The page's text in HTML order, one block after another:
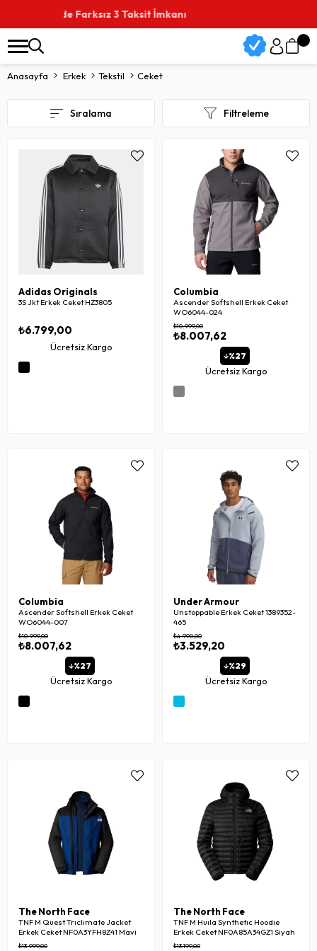
1.500 TL Üzerine Ücretsiz Kargo
Anasayfa Erkek Tekstil Ceket
Filtreleme
Sıralama
Adidas Originals
3S Jkt Erkek Ceket HZ3805
₺6.799,00
Ücretsiz Kargo
Columbia
Ascender Softshell Erkek Ceket
WO6044-024
₺8.007,62
₺10.999,00
%27
Ücretsiz Kargo
Columbia
Ascender Softshell Erkek Ceket
WO6044-007
₺8.007,62
₺10.999,00
%27
Ücretsiz Kargo
Under Armour
Unstoppable Erkek Ceket 1389352-
465
₺3.529,20
₺4.990,00
%29
Ücretsiz Kargo
The North Face
TNF M Quest Trıclımate Jacket
Erkek Ceket NF0A3YFH8Z41 Mavi
₺13.999,00
The North Face
TNF M Huıla Synthetıc Hoodıe
Erkek Ceket NF0A85A34GZ1 Siyah
₺13.199,00